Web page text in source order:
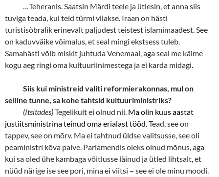
…Teheranis. Saatsin Märdi teele ja ütlesin, et anna siis
tuviga teada, kui teid türmi viiakse. Iraan on hästi
turistisõbralik erinevalt paljudest teistest islamimaadest. See
on kaduvväike võimalus, et seal mingi ekstsess tuleb.
Samahästi võib miskit juhtuda Venemaal, aga seal me käime
kogu aeg ringi oma kultuuriinimestega ja ei karda midagi.
Siis kui ministreid valiti reformierakonnas, mul on
selline tunne, sa kohe tahtsid kultuuriministriks?
(Itsitades)Tegelikult ei olnud nii. Ma olin kuus aastat
justiitsministrina teinud oma erialast tööd.Tead, see on
tappev, see on mõrv. Ma ei tahtnud üldse valitsusse, see oli
peaministri kõva palve. Parlamendis oleks olnud mõnus, aga
kui sa oled ühe kambaga võitlusse läinud ja ütled lihtsalt, et
nüüd närige ise see pori, mina ei viitsi – see ei ole minu moodi.